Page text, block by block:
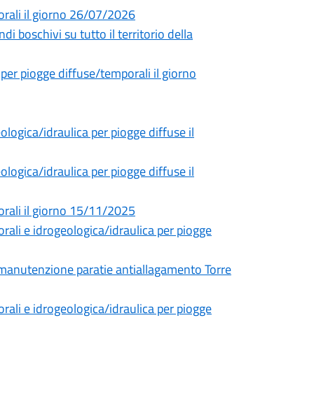
il giorno 26/07/2026
boschivi su tutto il territorio della
piogge diffuse/temporali il giorno
idraulica per piogge diffuse il
idraulica per piogge diffuse il
il giorno 15/11/2025
e idrogeologica/idraulica per piogge
paratie antiallagamento Torre
e idrogeologica/idraulica per piogge